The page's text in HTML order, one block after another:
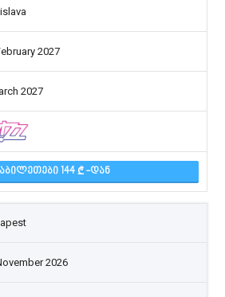
2027
2027
144 -ᲓᲐᲜ
2026